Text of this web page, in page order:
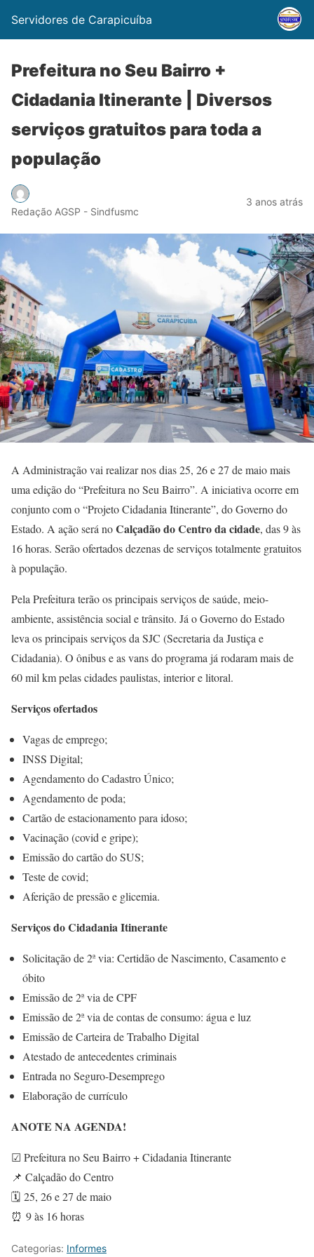
Servidores de Carapicuíba
Prefeitura no Seu Bairro +
Cidadania Itinerante | Diversos
serviços gratuitos para toda a
população
Redação AGSP - Sindfusmc
3 anos atrás
A Administração vai realizar nos dias 25, 26 e 27 de maio mais
uma edição do “Prefeitura no Seu Bairro”. A iniciativa ocorre em
conjunto com o “Projeto Cidadania Itinerante”, do Governo do
Estado. A ação será noCalçadão do Centro da cidade, das 9 às
16 horas. Serão ofertados dezenas de serviços totalmente gratuitos
à população.
Pela Prefeitura terão os principais serviços de saúde, meio-
ambiente, assistência social e trânsito. Já o Governo do Estado
leva os principais serviços da SJC (Secretaria da Justiça e
Cidadania). O ônibus e as vans do programa já rodaram mais de
60 mil km pelas cidades paulistas, interior e litoral.
Serviços ofertados
Vagas de emprego;
INSS Digital;
Agendamento do Cadastro Único;
Agendamento de poda;
Cartão de estacionamento para idoso;
Vacinação (covid e gripe);
Emissão do cartão do SUS;
Teste de covid;
Aferição de pressão e glicemia.
Serviços do Cidadania Itinerante
Solicitação de 2ª via: Certidão de Nascimento, Casamento e
óbito
Emissão de 2ª via de CPF
Emissão de 2ª via de contas de consumo: água e luz
Emissão de Carteira de Trabalho Digital
Atestado de antecedentes criminais
Entrada no Seguro-Desemprego
Elaboração de currículo
ANOTE NA AGENDA!
☑ Prefeitura no Seu Bairro + Cidadania Itinerante
📌 Calçadão do Centro
🗓 25, 26 e 27 de maio
⏰ 9 às 16 horas
Categorias: Informes